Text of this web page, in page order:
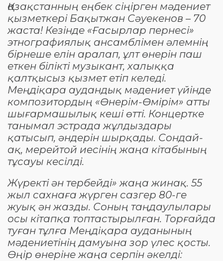
Қазақстанның еңбек сіңірген мәдениет
қызметкері Бақытжан Сәуекенов – 70
жаста! Кезінде «Ғасырлар пернесі»
этнографиялық ансамблімен әлемнің
бірнеше елін аралап, ұлт өнерін паш
еткен білікті музыкант, халыққа
қалтқысыз қызмет етіп келеді.
Меңдіқара аудандық мәдениет үйінде
композитордың «Өнерім-Өмірім» атты
шығармашылық кеші өтті. Концертке
танымал эстрада жұлдыздары
қатысып, әндерін шырқады. Сондай-
ақ, мерейтой иесінің жаңа кітабының
тұсауы кесілді.
Жүректі ән тербейді» жаңа жинақ. 55
жыл сахнаға жүрген сазгер 80-ге
жуық ән жазды. Соның таңдаулылары
осы кітапқа топтастырылған. Торғайда
туған тұлға Меңдіқара ауданының
мәдениетінің дамуына зор үлес қосты.
Өңір өнеріне жаңа серпін әкелді: